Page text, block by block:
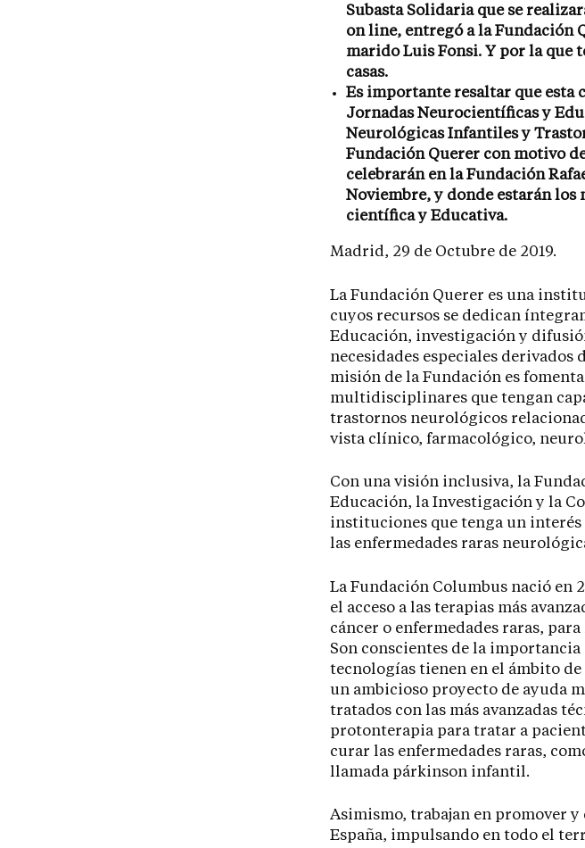
Subasta Solidaria que se
on line, entregó a la Fundación
marido Luis Fonsi. Y por la que
casas.
Es importante resaltar que esta
Jornadas Neurocientíficas y
Neurológicas Infantiles y
Fundación Querer con motivo
celebrarán en la Fundación
Noviembre, y donde estarán los
científica y Educativa.
Madrid, 29 de Octubre de 2019.
La Fundación Querer es una
cuyos recursos se dedican
Educación, investigación y
necesidades especiales derivados
misión de la Fundación es
multidisciplinares que tengan
trastornos neurológicos
vista clínico, farmacológico,
Con una visión inclusiva, la
Educación, la Investigación y la
instituciones que tenga un
las enfermedades raras
La Fundación Columbus nació en
el acceso a las terapias más
cáncer o enfermedades raras,
Son conscientes de la
tecnologías tienen en el ámbito
un ambicioso proyecto de ayuda
tratados con las más avanzadas
protonterapia para tratar a
curar las enfermedades raras,
llamada párkinson infantil.
Asimismo, trabajan en promover
España, impulsando en todo el